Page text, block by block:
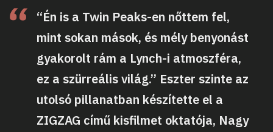
“Én is a Twin Peaks-en nőttem fel,
mint sokan mások, és mély benyonást
gyakorolt rám a Lynch-i atmoszféra,
ez a szürreális világ.” Eszter szinte az
utolsó pillanatban készítette el a
ZIGZAG című kisfilmet oktatója, Nagy